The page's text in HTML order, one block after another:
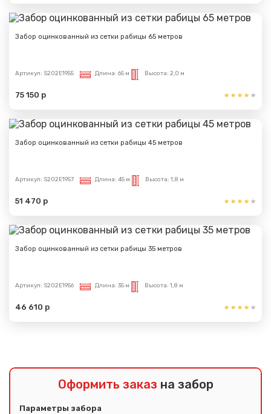
Забор оцинкованный из сетки рабицы 65 метров
Артикул: S202E1955 Длина: 65 м Высота: 2,0 м
75 150 р
Забор оцинкованный из сетки рабицы 45 метров
Артикул: S202E1957 Длина: 45 м Высота: 1,8 м
51 470 р
Забор оцинкованный из сетки рабицы 35 метров
Артикул: S202E1956 Длина: 35 м Высота: 1,8 м
46 610 р
Оформить заказ на забор
Параметры забора